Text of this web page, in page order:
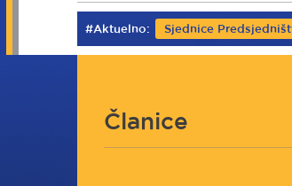
#Aktuelno: Sjednice
Članice